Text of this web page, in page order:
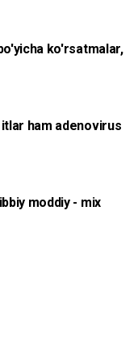
ko'rsatmalar,
ham adenovirus
moddiy - mix